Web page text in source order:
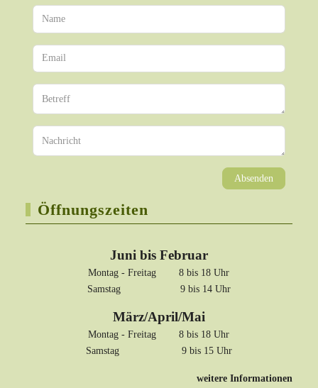
Absenden
Öffnungszeiten
Juni bis Februar
Montag - Freitag 8 bis 18 Uhr
Samstag 9 bis 14 Uhr
März/April/Mai
Montag - Freitag 8 bis 18 Uhr
Samstag 9 bis 15 Uhr
weitere Informationen